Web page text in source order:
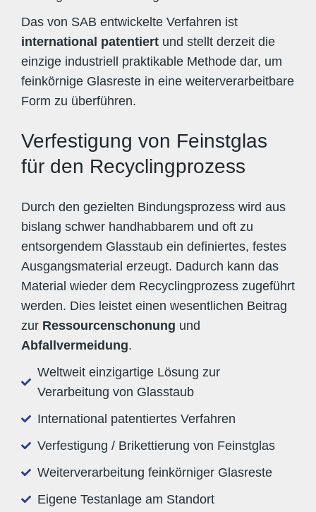
Das von SAB entwickelte Verfahren ist
international patentiert und stellt derzeit die
einzige industriell praktikable Methode dar, um
feinkörnige Glasreste in eine weiterverarbeitbare
Form zu überführen.
Verfestigung von Feinstglas
für den Recyclingprozess
Durch den gezielten Bindungsprozess wird aus
bislang schwer handhabbarem und oft zu
entsorgendem Glasstaub ein definiertes, festes
Ausgangsmaterial erzeugt. Dadurch kann das
Material wieder dem Recyclingprozess zugeführt
werden. Dies leistet einen wesentlichen Beitrag
zur Ressourcenschonung und
Abfallvermeidung.
Weltweit einzigartige Lösung zur
Verarbeitung von Glasstaub
International patentiertes Verfahren
Verfestigung / Brikettierung von Feinstglas
Weiterverarbeitung feinkörniger Glasreste
Eigene Testanlage am Standort